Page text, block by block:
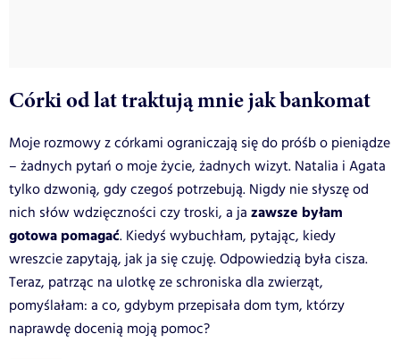
Córki od lat traktują mnie jak bankomat
Moje rozmowy z córkami ograniczają się do próśb o pieniądze
– żadnych pytań o moje życie, żadnych wizyt. Natalia i Agata
tylko dzwonią, gdy czegoś potrzebują. Nigdy nie słyszę od
nich słów wdzięczności czy troski, a ja zawsze byłam
gotowa pomagać. Kiedyś wybuchłam, pytając, kiedy
wreszcie zapytają, jak ja się czuję. Odpowiedzią była cisza.
Teraz, patrząc na ulotkę ze schroniska dla zwierząt,
pomyślałam: a co, gdybym przepisała dom tym, którzy
naprawdę docenią moją pomoc?